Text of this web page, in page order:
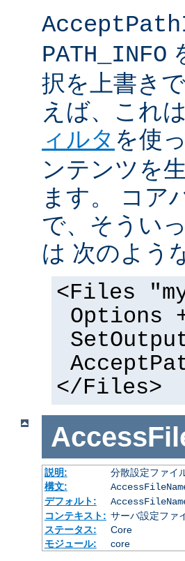
PATH_INFO
択を上書き
えば、これ
ィルタ を使
ンテンツを
ます。 コア
で、そうい
は 次のよう
<Files
Options
</Files>
説明:
分散設定ファイ
構文:
デフォルト:
コンテキスト: サーバ設定ファ
ステータス:
Core
モジュール:
core